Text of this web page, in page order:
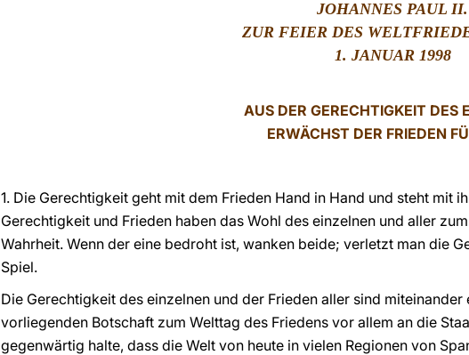
JOHANNES PAUL II.
ZUR FEIER DES
1. JANUAR 1998
AUS DER GERECHTIGKEIT DES
ERWÄCHST DER FRIEDEN
1. Die Gerechtigkeit geht mit dem Frieden Hand in Hand und steht mit
Gerechtigkeit und Frieden haben das Wohl des einzelnen und aller
Wahrheit. Wenn der eine bedroht ist, wanken beide; verletzt man die
Spiel.
Die Gerechtigkeit des einzelnen und der Frieden aller sind
vorliegenden Botschaft zum Welttag des Friedens vor allem an die
gegenwärtig halte, dass die Welt von heute in vielen Regionen von